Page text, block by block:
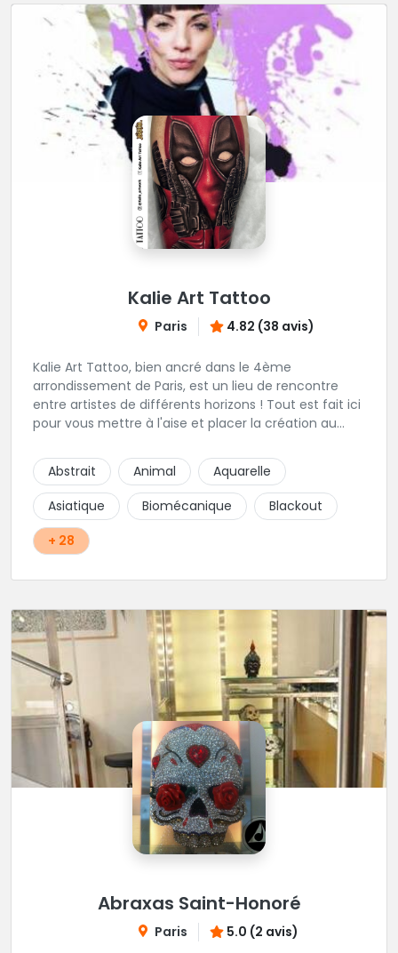
Kalie Art Tattoo
Paris 4.82 (38 avis)
Kalie Art Tattoo, bien ancré dans le 4ème
arrondissement de Paris, est un lieu de rencontre
entre artistes de différents horizons ! Tout est fait ici
pour vous mettre à l'aise et placer la création au
Abstrait
Animal
Aquarelle
Asiatique
Biomécanique
Blackout
+ 28
Abraxas Saint-Honoré
Paris 5.0 (2 avis)